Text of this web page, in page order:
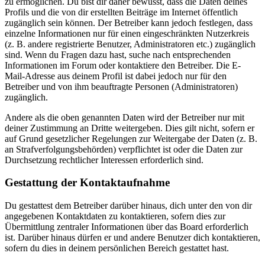
Profils und die von dir erstellten Beiträge im Internet öffentlich
zugänglich sein können. Der Betreiber kann jedoch festlegen, dass
einzelne Informationen nur für einen eingeschränkten Nutzerkreis
(z. B. andere registrierte Benutzer, Administratoren etc.) zugänglich
sind. Wenn du Fragen dazu hast, suche nach entsprechenden
Informationen im Forum oder kontaktiere den Betreiber. Die E-
Mail-Adresse aus deinem Profil ist dabei jedoch nur für den
Betreiber und von ihm beauftragte Personen (Administratoren)
zugänglich.
Andere als die oben genannten Daten wird der Betreiber nur mit
deiner Zustimmung an Dritte weitergeben. Dies gilt nicht, sofern er
auf Grund gesetzlicher Regelungen zur Weitergabe der Daten (z. B.
an Strafverfolgungsbehörden) verpflichtet ist oder die Daten zur
Durchsetzung rechtlicher Interessen erforderlich sind.
Gestattung der Kontaktaufnahme
Du gestattest dem Betreiber darüber hinaus, dich unter den von dir
angegebenen Kontaktdaten zu kontaktieren, sofern dies zur
Übermittlung zentraler Informationen über das Board erforderlich
ist. Darüber hinaus dürfen er und andere Benutzer dich kontaktieren,
sofern du dies in deinem persönlichen Bereich gestattet hast.